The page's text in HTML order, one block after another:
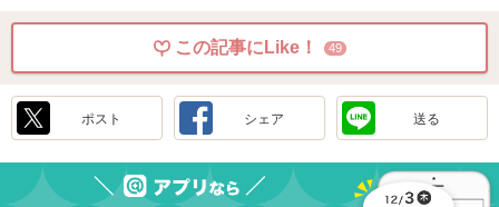
この記事にLike！ 49
ポスト シェア 送る